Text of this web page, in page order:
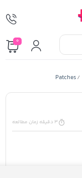
0
Patches/
3 دقیقه زمان مطالعه